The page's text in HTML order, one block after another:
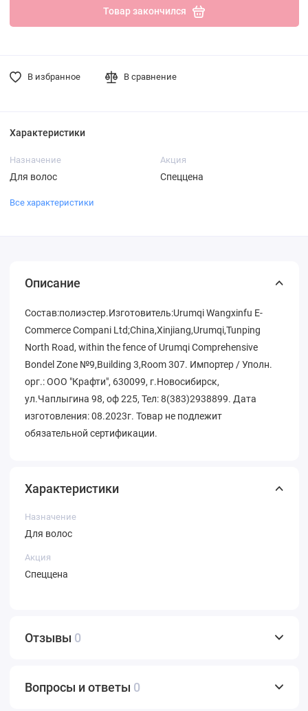
Товар закончился
В избранное В сравнение
Характеристики
Назначение
Для волос
Акция
Спеццена
Все характеристики
Описание
Состав:полиэстер.Изготовитель:Urumqi Wangxinfu E-
Commerce Compani Ltd;China,Xinjiang,Urumqi,Tunping
North Road, within the fence of Urumqi Comprehensive
Bondel Zone №9,Building 3,Room 307. Импортер / Уполн.
орг.: ООО "Крафти", 630099, г.Новосибирск,
ул.Чаплыгина 98, оф 225, Тел: 8(383)2938899. Дата
изготовления: 08.2023г. Товар не подлежит
обязательной сертификации.
Характеристики
Назначение
Для волос
Акция
Спеццена
Отзывы 0
Вопросы и ответы 0